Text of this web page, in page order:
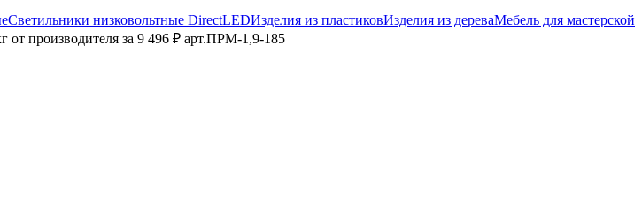
Светильники низковольтные DirectLEDИзделия из пластиковИзделия из дереваМебель для мастерской
производителя за 9 496 ₽ арт.ПРМ-1,9-185